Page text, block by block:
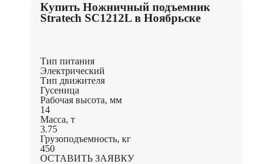
Купить Ножничный подъемник
Stratech SC1212L в Ноябрьске
Тип питания
Электрический
Тип движителя
Гусеница
Рабочая высота, мм
14
Масса, т
3.75
Грузоподъемность, кг
450
ОСТАВИТЬ ЗАЯВКУ